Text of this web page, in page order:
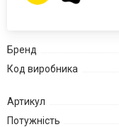
Бренд
Код виробника
Артикул
Потужність